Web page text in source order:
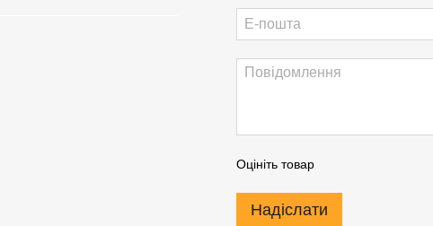
Оцініть товар
Надіслати